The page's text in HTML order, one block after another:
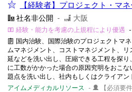
【経験者】プロジェクト・マ
社名非公開 - 大阪
経験・能力を考慮の上規程により優遇 -
国内治験、国際治験のプロジェクトマ
ムマネジメント、コストマネジメント、
延などを洗い出し、圧縮できる工程を探
に工数がかかった場合の原因究明をおこ
題点を洗い出し、社内もしくはクライアン
アイムメディカルリソース
-
【必須要